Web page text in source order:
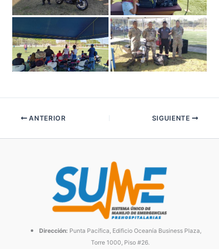
ANTERIOR SIGUIENTE
Dirección: Punta Pacífica, Edificio Oceanía Business Plaza,
Torre 1000, Piso #26.